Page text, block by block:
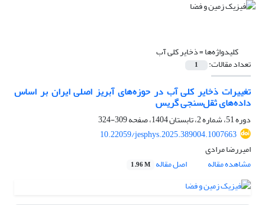
کلیدواژه‌ها =ذخایر کلی آب
تعداد مقالات: 1
تغییرات ذخایر کلی آب در حوزه‌های آبریز اصلی ایران بر اساس
داده‌های ثقل‌سنجی گریس
دوره 51، شماره 2، تابستان 1404، صفحه
309-324
10.22059/jesphys.2025.389004.1007663
امیررضا مرادی
مشاهده مقاله
اصل مقاله 1.96 M